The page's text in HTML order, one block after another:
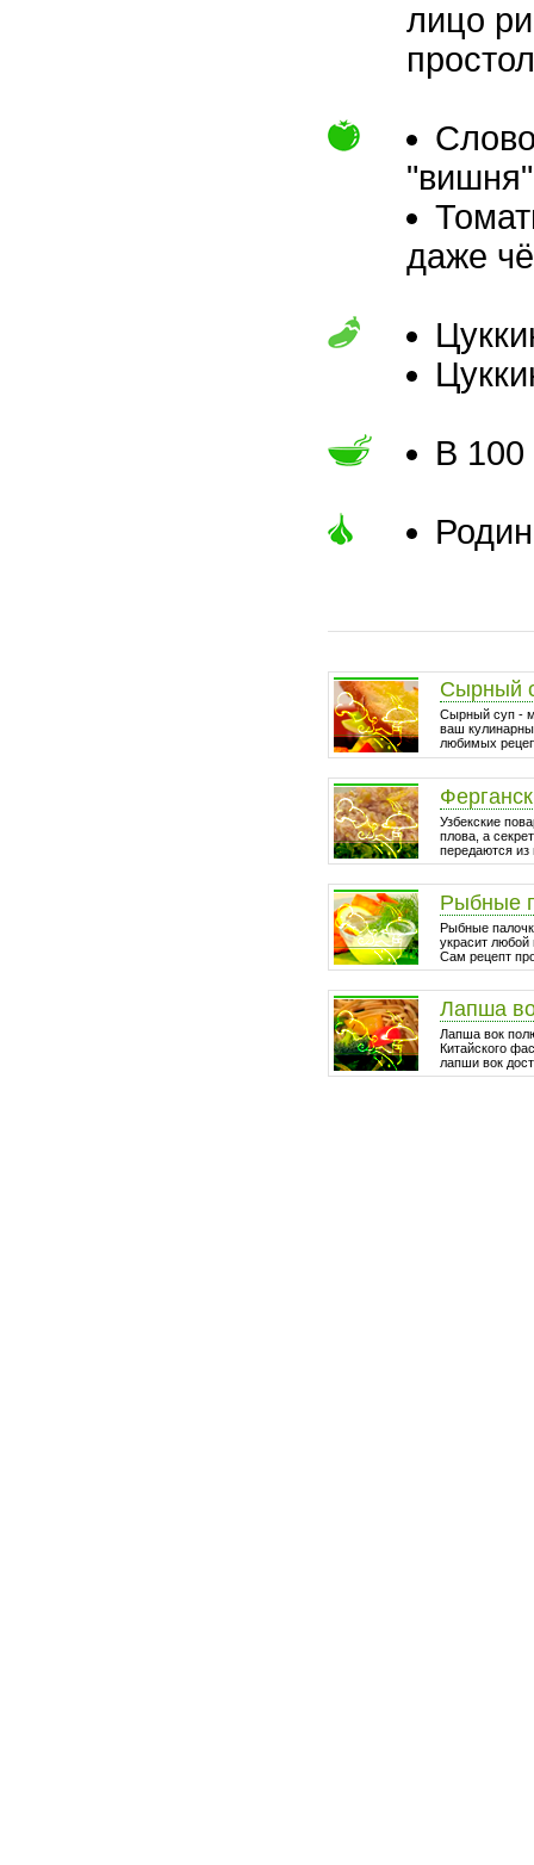
лицо
даже
В 100
Сырный
Сырный суп -
ваш
любимых
Узбекские
плова, а
передаются из
Рыбные
Рыбные
украсит любой
Сам рецепт
Лапша
Лапша вок
Китайского
лапши вок